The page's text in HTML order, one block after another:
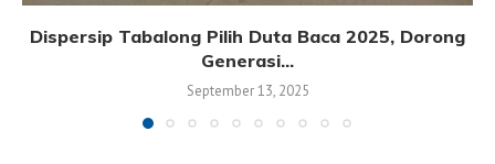
Dispersip Tabalong Pilih Duta Baca 2025, Dorong
Generasi...
September 13, 2025